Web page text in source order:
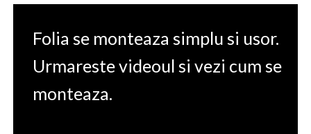
Folia se monteaza simplu si usor.
Urmareste videoul si vezi cum se
monteaza.